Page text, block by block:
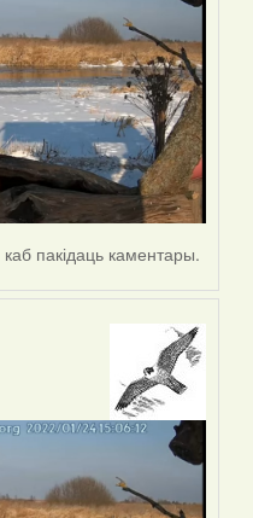
каб пакідаць каментары.